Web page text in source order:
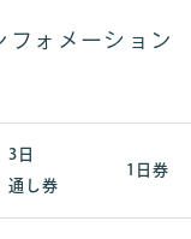
フォメーション
3日
通し券
1日券